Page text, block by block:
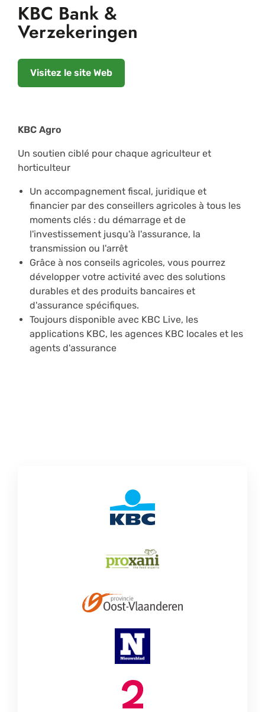
KBC Bank &
Verzekeringen
Visitez le site Web
KBC Agro
Un soutien ciblé pour chaque agriculteur et
horticulteur
Un accompagnement fiscal, juridique et
financier par des conseillers agricoles à tous les
moments clés : du démarrage et de
l'investissement jusqu'à l'assurance, la
transmission ou l'arrêt
Grâce à nos conseils agricoles, vous pourrez
développer votre activité avec des solutions
durables et des produits bancaires et
d'assurance spécifiques.
Toujours disponible avec KBC Live, les
applications KBC, les agences KBC locales et les
agents d'assurance